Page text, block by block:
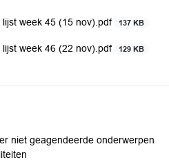
week 45 (15 nov).pdf
137 KB
week 46 (22 nov).pdf 129 KB
niet geagendeerde onderwerpen